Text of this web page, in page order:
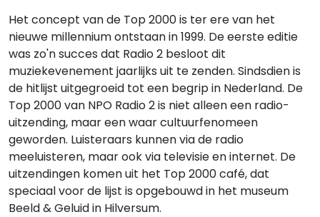
Het concept van de Top 2000 is ter ere van het
nieuwe millennium ontstaan in 1999. De eerste editie
was zo'n succes dat Radio 2 besloot dit
muziekevenement jaarlijks uit te zenden. Sindsdien is
de hitlijst uitgegroeid tot een begrip in Nederland. De
Top 2000 van NPO Radio 2 is niet alleen een radio-
uitzending, maar een waar cultuurfenomeen
geworden. Luisteraars kunnen via de radio
meeluisteren, maar ook via televisie en internet. De
uitzendingen komen uit het Top 2000 café, dat
speciaal voor de lijst is opgebouwd in het museum
Beeld & Geluid in Hilversum.